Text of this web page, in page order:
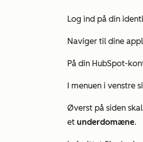
Log ind på din
Naviger til dine
På din HubSpot-
I menuen i venstre
Øverst på siden
et underdomæne.